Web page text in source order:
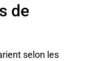
de
selon les